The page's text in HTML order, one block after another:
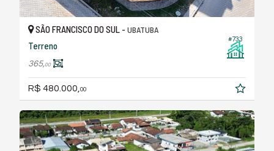
#733
SÃO FRANCISCO DO SUL - UBATUBA
Terreno
365,00
R$ 480.000, 00